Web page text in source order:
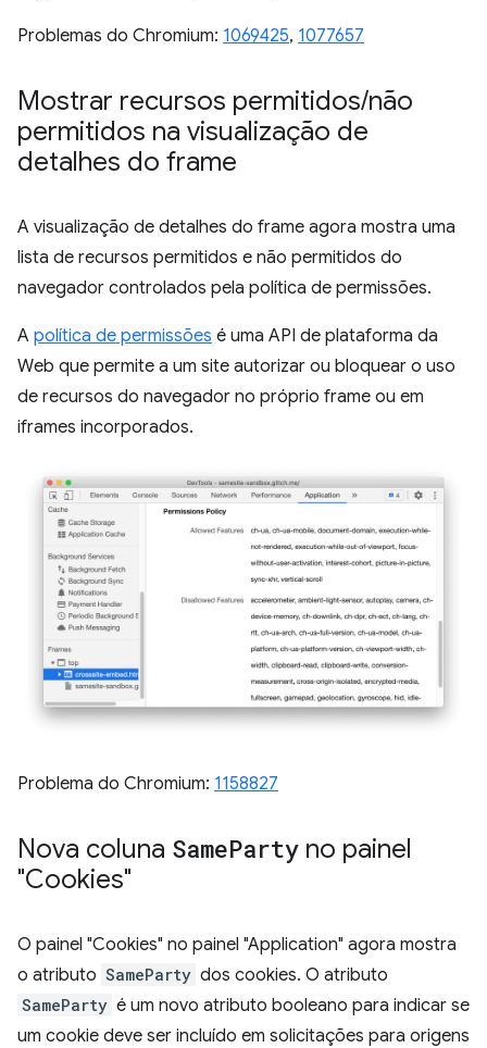
Problemas do Chromium: 1069425, 1077657
Mostrar recursos permitidos/não
permitidos na visualização de
detalhes do frame
A visualização de detalhes do frame agora mostra uma
lista de recursos permitidos e não permitidos do
navegador controlados pela política de permissões.
A política de permissões é uma API de plataforma da
Web que permite a um site autorizar ou bloquear o uso
de recursos do navegador no próprio frame ou em
iframes incorporados.
Problema do Chromium: 1158827
Nova coluna SameParty no painel
"Cookies"
O painel "Cookies" no painel "Application" agora mostra
o atributo SameParty dos cookies. O atributo
SameParty é um novo atributo booleano para indicar se
um cookie deve ser incluído em solicitações para origens